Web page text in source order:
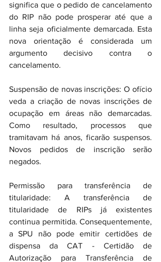
significa que o pedido de cancelamento
do RIP não pode prosperar até que a
linha seja oficialmente demarcada. Esta
nova orientação é considerada um
argumento decisivo contra o
cancelamento.
Suspensão de novas inscrições: O ofício
veda a criação de novas inscrições de
ocupação em áreas não demarcadas.
Como resultado, processos que
tramitavam há anos, ficarão suspensos.
Novos pedidos de inscrição serão
negados.
Permissão para transferência de
titularidade: A transferência de
titularidade de RIPs já existentes
continua permitida. Consequentemente,
a SPU não pode emitir certidões de
dispensa da CAT - Certidão de
Autorização para Transferência de